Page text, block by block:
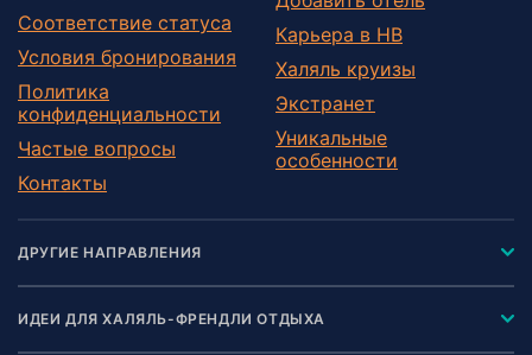
Соответствие статуса
Условия бронирования
Политика
конфиденциальности
Частые вопросы
Контакты
Карьера в HB
Халяль круизы
Экстранет
Уникальные
особенности
ДРУГИЕ НАПРАВЛЕНИЯ
ИДЕИ ДЛЯ ХАЛЯЛЬ-ФРЕНДЛИ ОТДЫХА